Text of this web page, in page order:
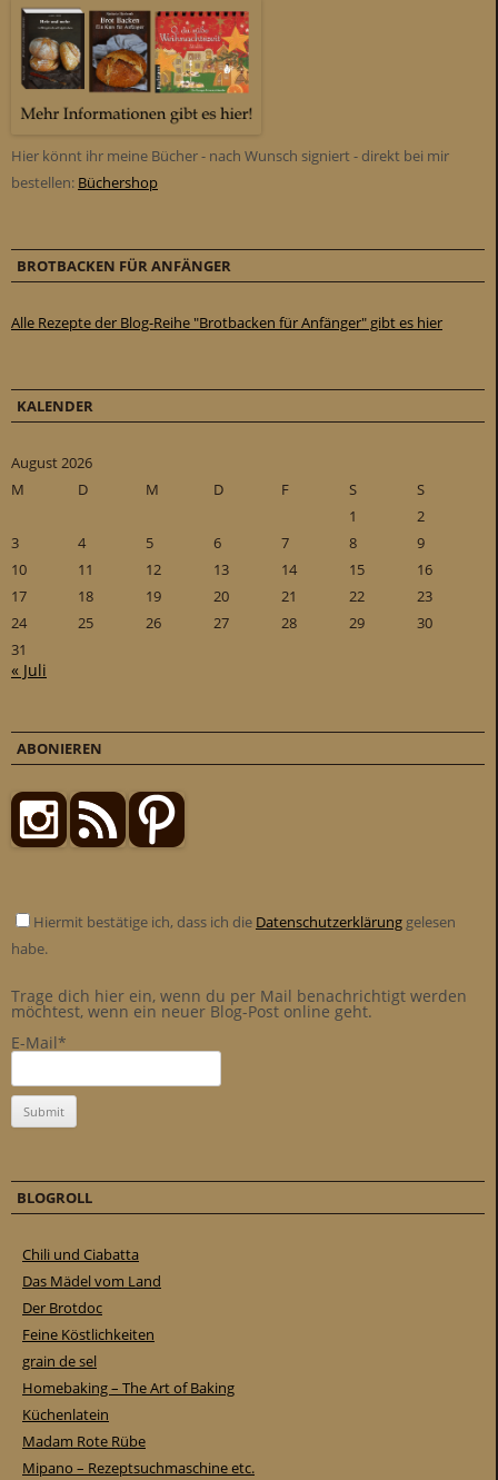
Hier könnt ihr meine Bücher - nach Wunsch signiert - direkt bei mir
bestellen: Büchershop
BROTBACKEN FÜR ANFÄNGER
Alle Rezepte der Blog-Reihe "Brotbacken für Anfänger" gibt es hier
KALENDER
August 2026
M
D M D F S
S
1
2
3
4 5 6 7 8
9
10
11 12 13 14 15
16
17
18 19 20 21 22
23
24
25 26 27 28 29
30
31
« Juli
ABONIEREN
Hiermit bestätige ich, dass ich die Datenschutzerklärung gelesen
habe.
Trage dich hier ein, wenn du per Mail benachrichtigt werden
möchtest, wenn ein neuer Blog-Post online geht.
E-Mail*
BLOGROLL
Chili und Ciabatta
Das Mädel vom Land
Der Brotdoc
Feine Köstlichkeiten
grain de sel
Homebaking – The Art of Baking
Küchenlatein
Madam Rote Rübe
Mipano – Rezeptsuchmaschine etc.